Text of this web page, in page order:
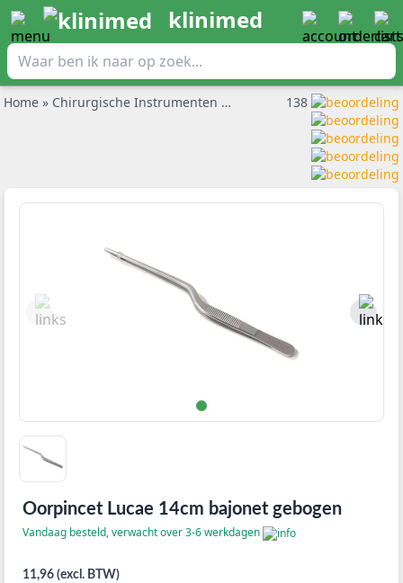
klinimed
Home » Chirurgische Instrumenten » Pincetten»Oorpincet
138
Oorpincet Lucae 14cm bajonet gebogen
Vandaag besteld, verwacht over 3-6 werkdagen
11,96 (excl. BTW)